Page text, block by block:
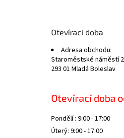
Otevírací doba
Adresa obchodu:
Staroměstské náměstí
293 01 Mladá Boleslav
Otevírací doba
Pondělí : 9:00 - 17:00
Úterý: 9:00 - 17:00